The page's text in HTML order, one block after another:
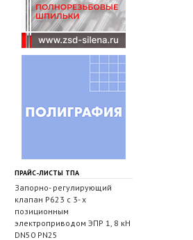
ПРАЙС-ЛИСТЫ ТПА
Запорно- регулирующий
клапан Р623 с 3- х
позиционным
электроприводом ЭПР 1, 8 кН
DN50 PN25